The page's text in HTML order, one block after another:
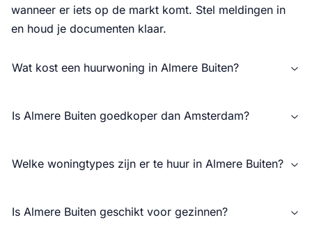
wanneer er iets op de markt komt. Stel meldingen in
en houd je documenten klaar.
Wat kost een huurwoning in Almere Buiten?
Is Almere Buiten goedkoper dan Amsterdam?
Welke woningtypes zijn er te huur in Almere Buiten?
Is Almere Buiten geschikt voor gezinnen?